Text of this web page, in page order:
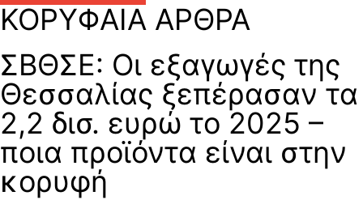
ΚΟΡΥΦΑΙΑ ΑΡΘΡΑ
ΣΒΘΣΕ: Οι εξαγωγές της
Θεσσαλίας ξεπέρασαν τα
2,2 δισ. ευρώ το 2025 –
ποια προϊόντα είναι στην
κορυφή